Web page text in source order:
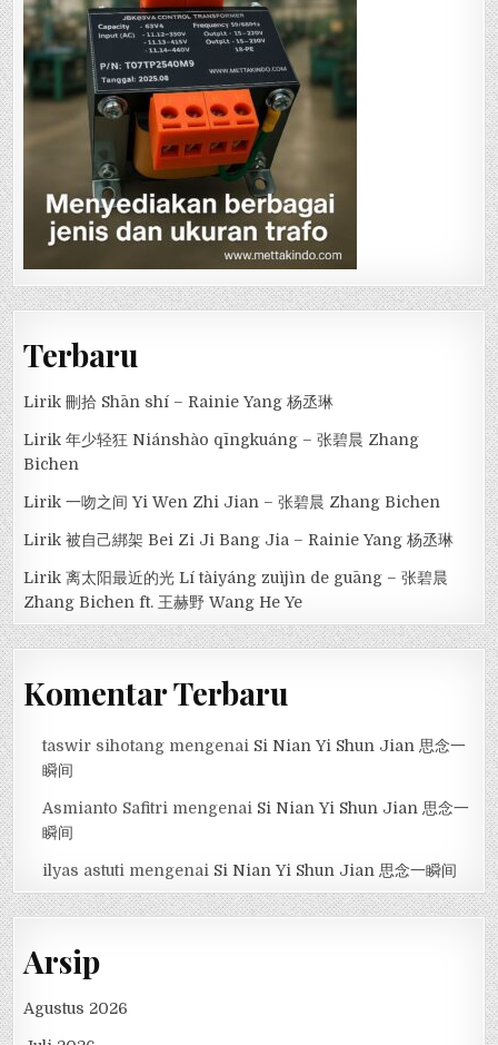
Terbaru
Lirik 刪拾 Shān shí – Rainie Yang 杨丞琳
Lirik 年少轻狂 Niánshào qīngkuáng – 张碧晨 Zhang
Bichen
Lirik 一吻之间 Yi Wen Zhi Jian – 张碧晨 Zhang Bichen
Lirik 被自己綁架 Bei Zi Ji Bang Jia – Rainie Yang 杨丞琳
Lirik 离太阳最近的光 Lí tàiyáng zuìjìn de guāng – 张碧晨
Zhang Bichen ft. 王赫野 Wang He Ye
Komentar Terbaru
taswir sihotang mengenai Si Nian Yi Shun Jian 思念一
瞬间
Asmianto Safitri mengenai Si Nian Yi Shun Jian 思念一
瞬间
ilyas astuti mengenai Si Nian Yi Shun Jian 思念一瞬间
Arsip
Agustus 2026